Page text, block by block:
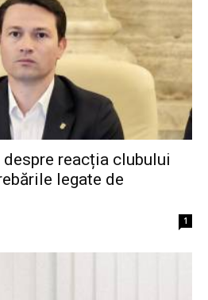
reacția clubului
legate de
1